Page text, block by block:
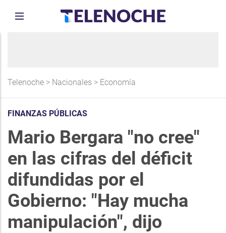
Telenoche > Nacionales > Economía
FINANZAS PÚBLICAS
Mario Bergara "no cree"
en las cifras del déficit
difundidas por el
Gobierno: "Hay mucha
manipulación", dijo